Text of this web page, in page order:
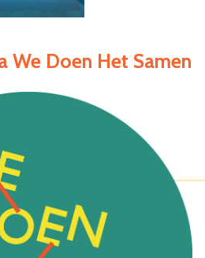
We Doen Het Samen